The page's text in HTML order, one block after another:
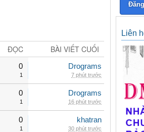
ĐỌC BÀI VIẾT CUỐI
0
1
Drograms
7 phút trước
0
1
Drograms
16 phút trước
0
1
khatran
30 phút trước
Liên